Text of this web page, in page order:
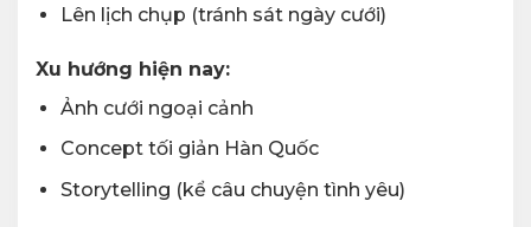
Lên lịch chụp (tránh sát ngày cưới)
Xu hướng hiện nay:
Ảnh cưới ngoại cảnh
Concept tối giản Hàn Quốc
Storytelling (kể câu chuyện tình yêu)